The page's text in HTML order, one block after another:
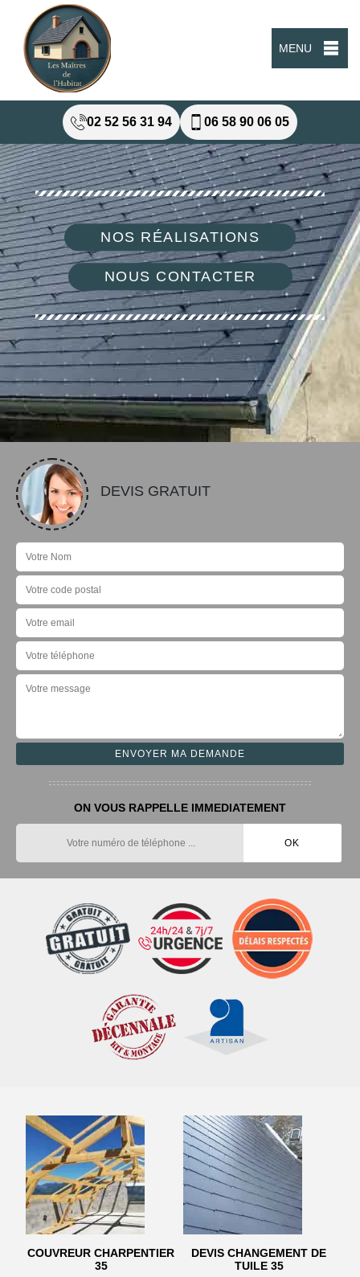
MENU
02 52 56 31 94 06 58 90 06 05
NOS RÉALISATIONS
NOUS CONTACTER
DEVIS GRATUIT
ON VOUS RAPPELLE IMMEDIATEMENT
COUVREUR CHARPENTIER
35
DEVIS CHANGEMENT DE
TUILE 35